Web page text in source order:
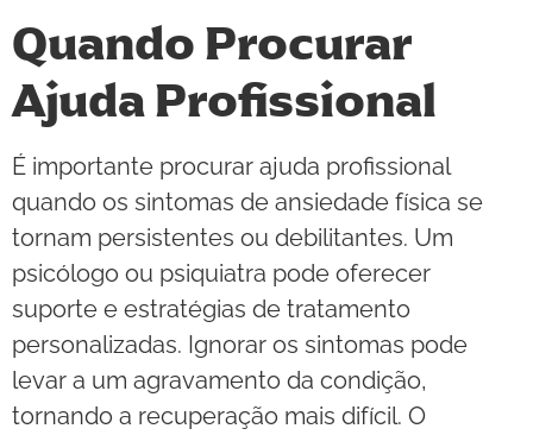
Quando Procurar
Ajuda Profissional
É importante procurar ajuda profissional
quando os sintomas de ansiedade física se
tornam persistentes ou debilitantes. Um
psicólogo ou psiquiatra pode oferecer
suporte e estratégias de tratamento
personalizadas. Ignorar os sintomas pode
levar a um agravamento da condição,
tornando a recuperação mais difícil. O